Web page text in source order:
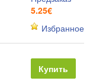
5.25€
Избранное
Купить